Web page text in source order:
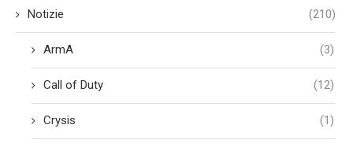
Notizie (210)
ArmA (3)
Call of Duty (12)
Crysis (1)